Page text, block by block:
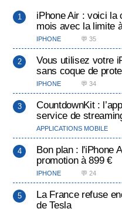
iPhone Air : voici la
mois avec la limite
IPHONE 💬 35
Vous utilisez votre
sans coque de
IPHONE 💬 34
CountdownKit :
service de
APPLICATIONS MOBILE
Bon plan : l'iPhone
promotion à 899 €
IPHONE 💬 24
La France refuse
de Tesla